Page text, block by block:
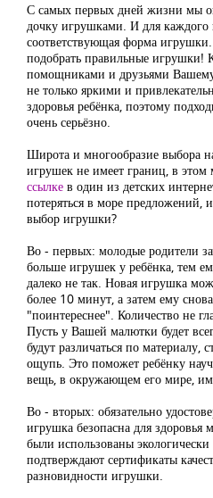
С самых первых дней жизни мы
дочку игрушками. И для каждого
соответствующая форма
подобрать правильные игрушки!
помощниками и друзьями
не только яркими и
здоровья ребёнка, поэтому
очень серьёзно.
Широта и многообразие выбора
игрушек не имеет границ, в
ссылке в один из детских
потеряться в море предложений,
выбор игрушки?
Во - первых: молодые родители
больше игрушек у ребёнка, тем
далеко не так. Новая игрушка
более 10 минут, а затем ему снова
"поинтереснее". Количество не
Пусть у Вашей малютки будет
будут различаться по материалу,
ощупь. Это поможет ребёнку
вещь, в окружающем его мире,
Во - вторых: обязательно
игрушка безопасна для
были использованы
подтверждают сертификаты
разновидности игрушки.